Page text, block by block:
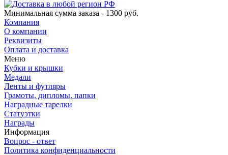
Минимальная сумма заказа - 1300 руб.
Компания
О компании
Реквизиты
Оплата и доставка
Меню
Кубки и крышки
Медали
Ленты и футляры
Грамоты, дипломы, папки
Наградные тарелки
Статуэтки
Награды
Информация
Вопрос - ответ
Политика конфиденциальности